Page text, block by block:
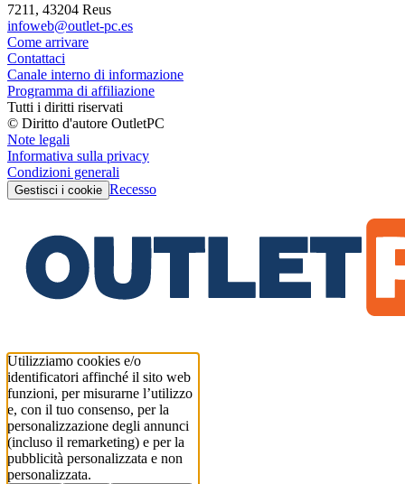
7211, 43204 Reus
infoweb@outlet-pc.es
Come arrivare
Contattaci
Canale interno di informazione
Programma di affiliazione
Tutti i diritti riservati
© Diritto d'autore OutletPC
Note legali
Informativa sulla privacy
Condizioni generali
Gestisci i cookie Recesso
Utilizziamo cookies e/o
identificatori affinché il sito web
funzioni, per misurarne l’utilizzo
e, con il tuo consenso, per la
personalizzazione degli annunci
(incluso il remarketing) e per la
pubblicità personalizzata e non
personalizzata.